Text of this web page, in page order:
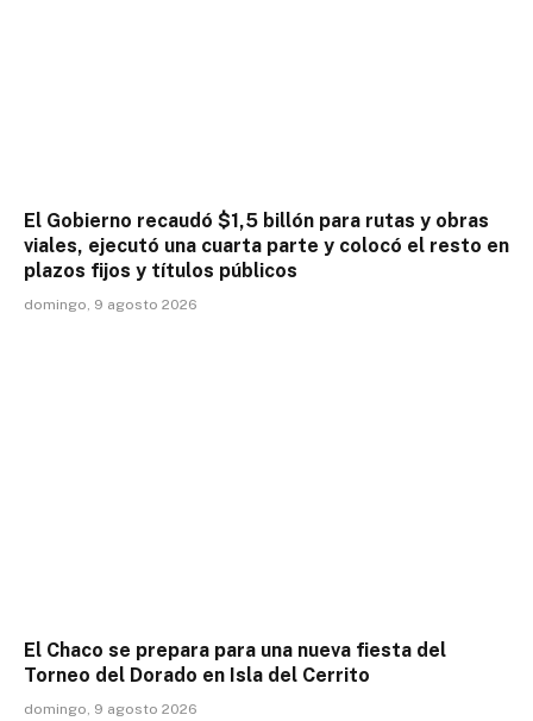
El Gobierno recaudó $1,5 billón para rutas y obras
viales, ejecutó una cuarta parte y colocó el resto en
plazos fijos y títulos públicos
domingo, 9 agosto 2026
El Chaco se prepara para una nueva fiesta del
Torneo del Dorado en Isla del Cerrito
domingo, 9 agosto 2026